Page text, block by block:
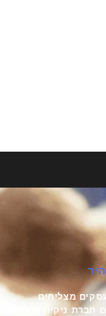
מצליחים
חברת ניקיון חיצונית